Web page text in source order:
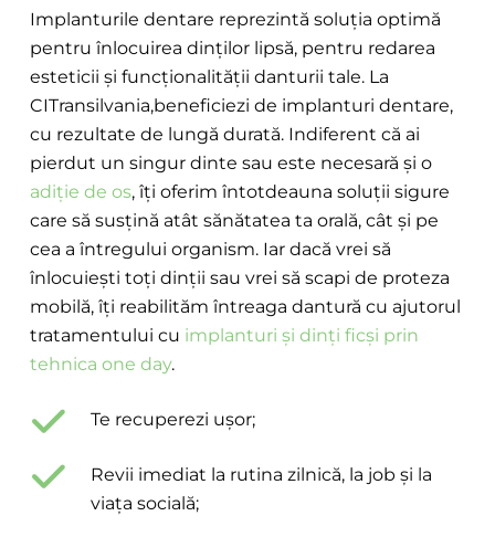
Implanturile dentare reprezintă soluția optimă
pentru înlocuirea dinților lipsă, pentru redarea
esteticii și funcționalității danturii tale. La
CITransilvania,beneficiezi de implanturi dentare,
cu rezultate de lungă durată. Indiferent că ai
pierdut un singur dinte sau este necesară și o
adiție de os, îți oferim întotdeauna soluții sigure
care să susțină atât sănătatea ta orală, cât și pe
cea a întregului organism. Iar dacă vrei să
înlocuiești toți dinții sau vrei să scapi de proteza
mobilă, îți reabilităm întreaga dantură cu ajutorul
tratamentului cu implanturi și dinți ficși prin
tehnica one day.
Te recuperezi ușor;
Revii imediat la rutina zilnică, la job și la
viața socială;